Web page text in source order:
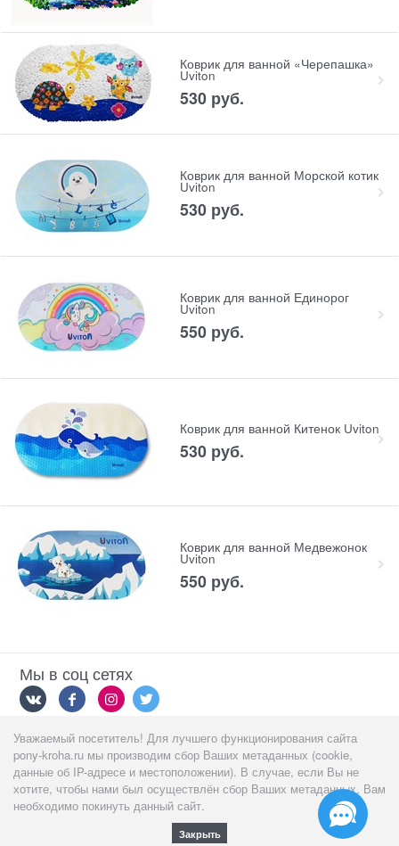
Коврик для ванной «Черепашка»
Uviton
530 руб.
Коврик для ванной Морской котик
Uviton
530 руб.
Коврик для ванной Единорог
Uviton
550 руб.
Коврик для ванной Китенок Uviton
530 руб.
Коврик для ванной Медвежонок
Uviton
550 руб.
Мы в соц сетях
Мы принимаем
Уважаемый посетитель! Для лучшего функционирования сайта
pony-kroha.ru мы производим сбор Ваших метаданных (cookie,
данные об IP-адресе и местоположении). В случае, если Вы не
хотите, чтобы нами был осуществлён сбор Ваших метаданных, Вам
необходимо покинуть данный сайт.
Закрыть